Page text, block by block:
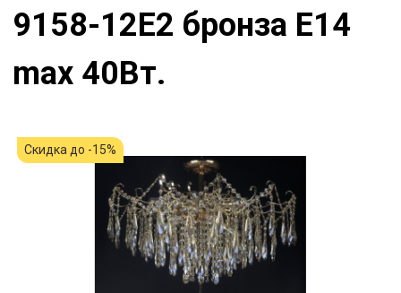
9158-12E2 бронза Е14
max 40Вт.
Скидка до -15%